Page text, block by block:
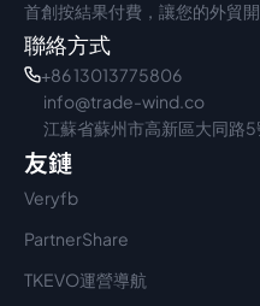
首創按結果付費，讓您的外貿開
聯絡方式
+86 13013775806
info@trade-wind.co
江蘇省蘇州市高新區大同路5
友鏈
Veryfb
PartnerShare
TKEVO運營導航